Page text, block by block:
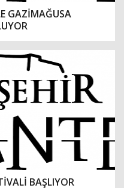
GAZİMAĞUSA
BAŞLIYOR